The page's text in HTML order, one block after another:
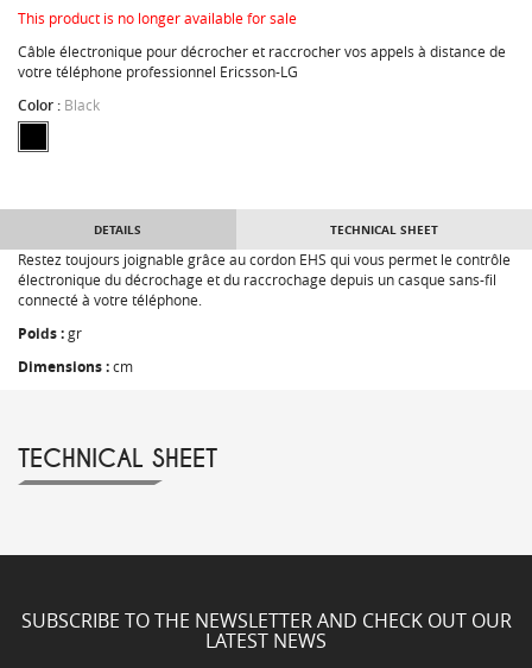
This product is no longer available for sale
Câble électronique pour décrocher et raccrocher vos appels à distance de
votre téléphone professionnel Ericsson-LG
Color : Black
DETAILS TECHNICAL SHEET
Restez toujours joignable grâce au cordon EHS qui vous permet le contrôle
électronique du décrochage et du raccrochage depuis un casque sans-fil
connecté à votre téléphone.
Poids :gr
Dimensions :cm
TECHNICAL SHEET
SUBSCRIBE TO THE NEWSLETTER AND CHECK OUT OUR
LATEST NEWS